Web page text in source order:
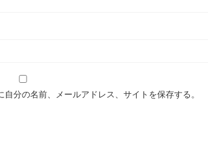
分の名前、メールアドレス、サイトを保存する。